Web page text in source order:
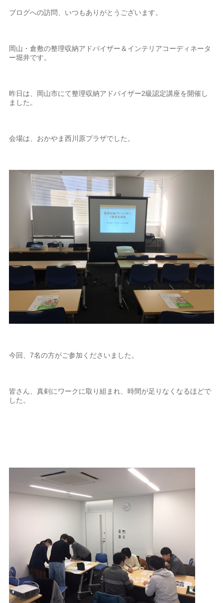
ブログへの訪問、いつもありがとうございます。
岡山・倉敷の整理収納アドバイザー＆インテリアコーディネータ
ー堀井です。
昨日は、岡山市にて整理収納アドバイザー2級認定講座を開催し
ました。
会場は、おかやま西川原プラザでした。
今回、7名の方がご参加くださいました。
皆さん、真剣にワークに取り組まれ、時間が足りなくなるほどで
した。